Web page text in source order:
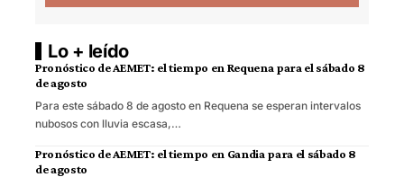
Lo + leído
Pronóstico de AEMET: el tiempo en Requena para el sábado 8
de agosto
Para este sábado 8 de agosto en Requena se esperan intervalos
nubosos con lluvia escasa,…
Pronóstico de AEMET: el tiempo en Gandia para el sábado 8
de agosto